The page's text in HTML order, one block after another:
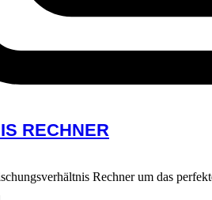
RECHNER
Rechner um das